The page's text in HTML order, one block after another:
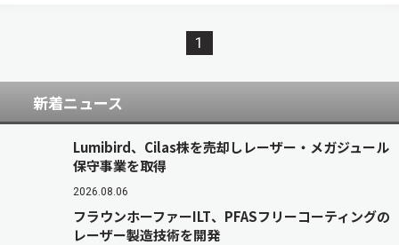
1
新着ニュース
Lumibird、Cilas株を売却しレーザー・メガジュール
保守事業を取得
2026.08.06
フラウンホーファーILT、PFASフリーコーティングの
レーザー製造技術を開発